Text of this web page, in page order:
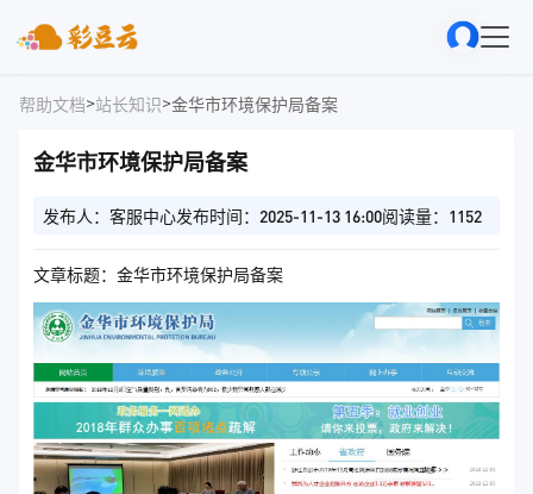
帮助文档>站长知识>金华市环境保护局备案
金华市环境保护局备案
发布人：客服中心发布时间：2025-11-13 16:00阅读量：1152
文章标题：金华市环境保护局备案